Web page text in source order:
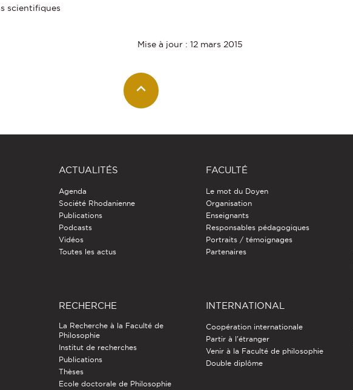
scientifiques
Mise à jour : 12 mars 2015
ACTUALITÉS
Agenda
Société Rhodanienne
Publications
Podcasts
Vidéos
Toutes les actus
FACULTÉ
Le mot du Doyen
Organisation
Enseignants
Responsables pédagogiques
Portraits / témoignages
Partenaires
RECHERCHE
La Recherche à la Faculté de
Philosophie
Institut de recherches
Publications
Thèses
Ecole doctorale de Philosophie
INTERNATIONAL
Coopération internationale
Partir à l'étranger
Venir à la Faculté de philosophie
Double diplôme